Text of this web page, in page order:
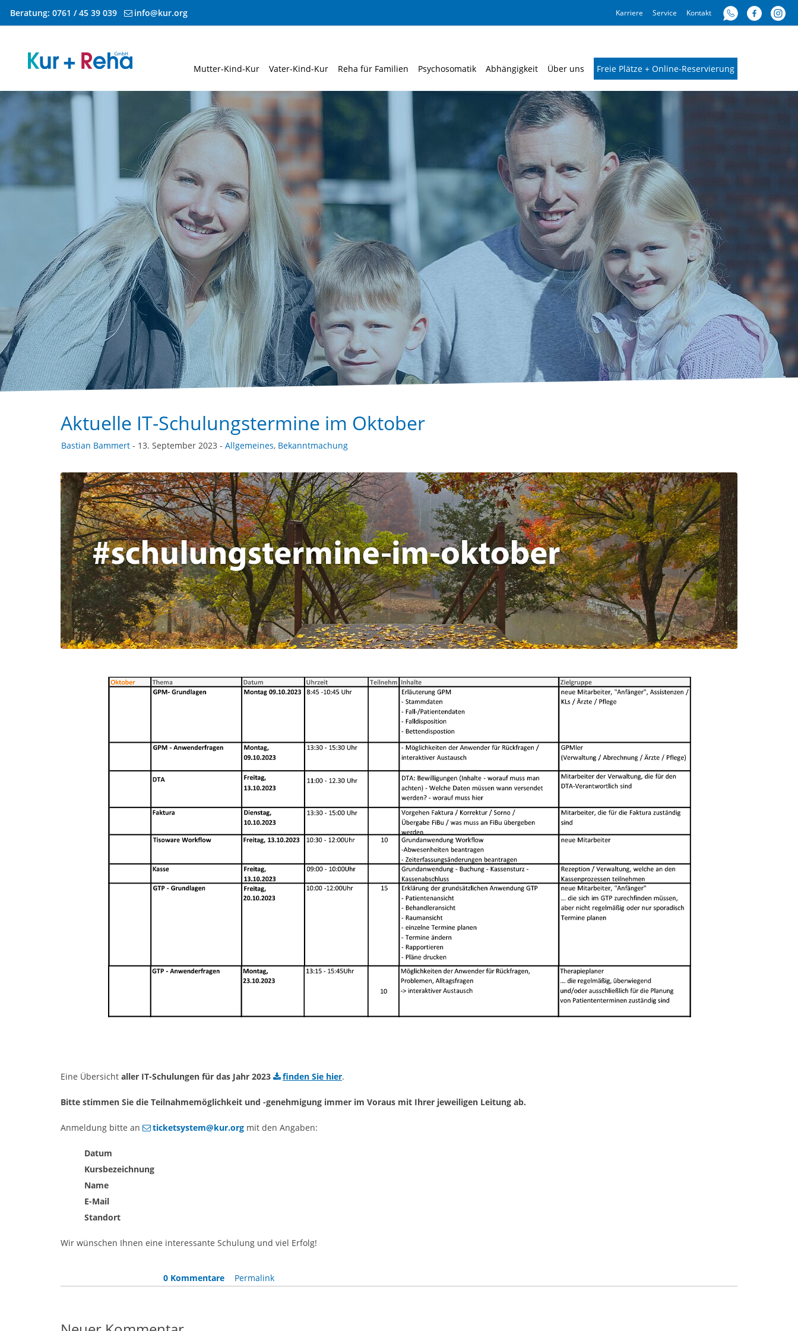
Beratung: 0761 / 45 39 039 info@kur.org Karriere Service Kontakt
Mutter-Kind-Kur Vater-Kind-Kur Reha für Familien Psychosomatik Abhängigkeit Über uns Freie Plätze + Online-Reservierung
Aktuelle IT-Schulungstermine im Oktober
Bastian Bammert - 13. September 2023 - Allgemeines, Bekanntmachung
Eine Übersicht aller IT-Schulungen für das Jahr 2023 finden Sie hier.
Bitte stimmen Sie die Teilnahmemöglichkeit und -genehmigung immer im Voraus mit Ihrer jeweiligen Leitung ab.
Anmeldung bitte an ticketsystem@kur.org mit den Angaben:
Datum
Kursbezeichnung
Name
E-Mail
Standort
Wir wünschen Ihnen eine interessante Schulung und viel Erfolg!
0 Kommentare Permalink